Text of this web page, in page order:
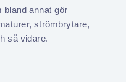
bland annat gör
strömbrytare,
så vidare.